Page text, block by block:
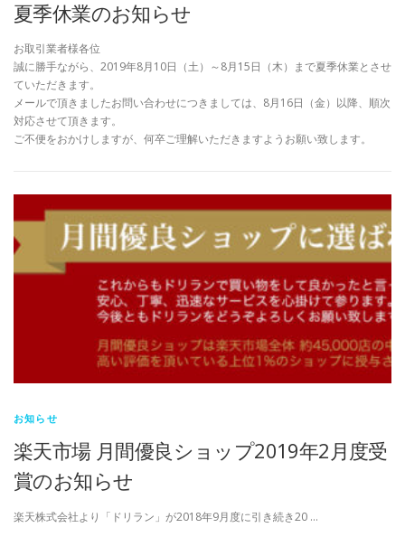
夏季休業のお知らせ
お取引業者様各位
誠に勝手ながら、2019年8月10日（土）～8月15日（木）まで夏季休業とさせ
ていただきます。
メールで頂きましたお問い合わせにつきましては、8月16日（金）以降、順次
対応させて頂きます。
ご不便をおかけしますが、何卒ご理解いただきますようお願い致します。
お知らせ
楽天市場 月間優良ショップ2019年2月度受
賞のお知らせ
楽天株式会社より「ドリラン」が2018年9月度に引き続き20 …